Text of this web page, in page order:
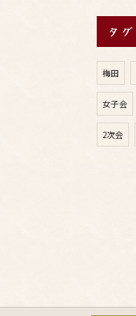
タグ
梅田
女子会
2次会